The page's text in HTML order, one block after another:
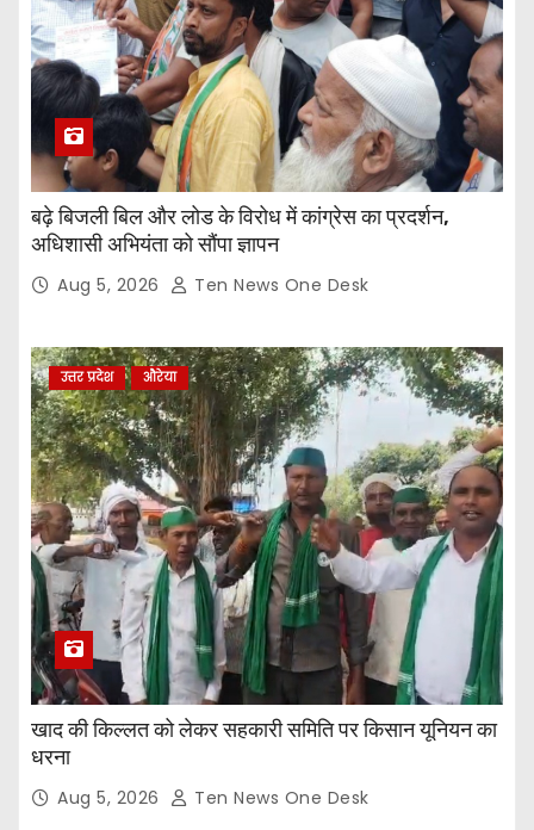
बढ़े बिजली बिल और लोड के विरोध में कांग्रेस का प्रदर्शन,
अधिशासी अभियंता को सौंपा ज्ञापन
Aug 5, 2026 Ten News One Desk
उत्तर प्रदेश औरेया
खाद की किल्लत को लेकर सहकारी समिति पर किसान यूनियन का
धरना
Aug 5, 2026 Ten News One Desk